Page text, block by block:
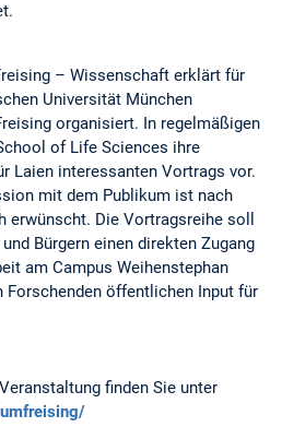
– Wissenschaft erklärt für
Universität München
organisiert. In regelmäßigen
of Life Sciences ihre
Laien interessanten Vortrags vor.
mit dem Publikum ist nach
Die Vortragsreihe soll
Bürgern einen direkten Zugang
am Campus Weihenstephan
Forschenden öffentlichen Input für
finden Sie unter